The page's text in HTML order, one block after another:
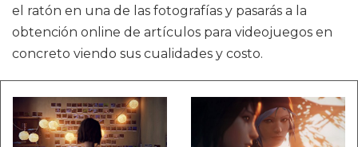
el ratón en una de las fotografías y pasarás a la
obtención online de artículos para videojuegos en
concreto viendo sus cualidades y costo.